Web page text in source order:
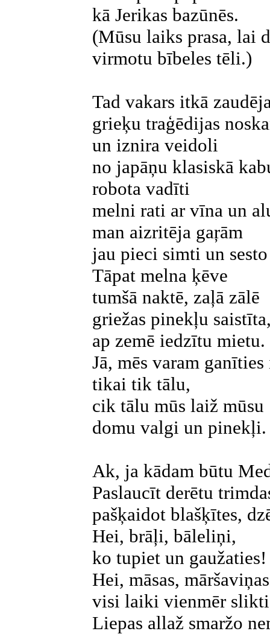
kā Jerikas bazūnēs.
(Mūsu laiks prasa, lai
virmotu bībeles tēli.)
Tad vakars itkā
grieķu traģēdijas
un iznira veidoli
no japāņu klasiskā
robota vadīti
melni rati ar vīna un
man aizritēja gaŗām
jau pieci simti un
Tāpat melna ķēve
tumšā naktē, zaļā zālē
griežas pinekļu
ap zemē iedzītu mietu.
Jā, mēs varam
tikai tik tālu,
cik tālu mūs laiž mūsu
domu valgi un pinekļi.
Ak, ja kādam būtu
Paslaucīt derētu
pašķaidot blašķītes,
Hei, brāļi, bāleliņi,
ko tupiet un gaužaties!
Hei, māsas,
visi laiki vienmēr
Liepas allaž smaržo